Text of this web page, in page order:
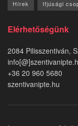
Hírek Ifjúsági
Elérhetőségünk
2084 Pilisszentiván,
+36 20 960 5680
szentivanipte.hu